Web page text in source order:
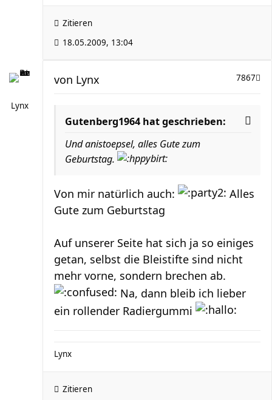
Zitieren
18.05.2009, 13:04
Lynx
7867
von Lynx
Gutenberg1964 hat geschrieben:
Und anistoepsel, alles Gute zum
Geburtstag.
Von mir natürlich auch:
Alles
Gute zum Geburtstag
Auf unserer Seite hat sich ja so einiges
getan, selbst die Bleistifte sind nicht
mehr vorne, sondern brechen ab.
Na, dann bleib ich lieber
ein rollender Radiergummi
Lynx
Zitieren